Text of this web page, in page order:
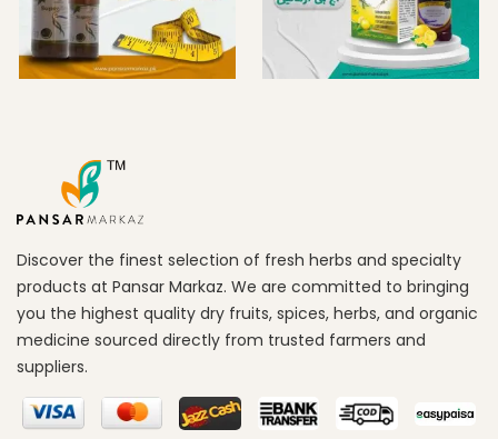
Discover the finest selection of fresh herbs and specialty
products at Pansar Markaz. We are committed to bringing
you the highest quality dry fruits, spices, herbs, and organic
medicine sourced directly from trusted farmers and
suppliers.